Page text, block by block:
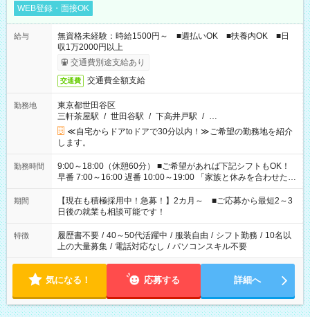
WEB登録・面接OK
給与
無資格未経験：時給1500円～ ■週払いOK ■扶養内OK ■日
収1万2000円以上
交通費別途支給あり
交通費 交通費全額支給
勤務地
東京都世田谷区
三軒茶屋駅 / 世田谷駅 / 下高井戸駅 / …
≪自宅からドアtoドアで30分以内！≫ご希望の勤務地を紹介
します。
勤務時間
9:00～18:00（休憩60分） ■ご希望があれば下記シフトもOK！
早番 7:00～16:00 遅番 10:00～19:00 「家族と休みを合わせた
い」 「余裕を持って夕飯の準備がしたい」 「できれば残業はし
たくない」 など、ご希望を教えてくださいね。 ※Wワーク希望
の方へ 今ご覧のお仕事で希望する勤務時間と、もう1つのお仕事
の勤務時間。 合計で週40時間を超える場合は応募できません。
期間
【現在も積極採用中！急募！】2カ月～ ■ご応募から最短2～3
日後の就業も相談可能です！
特徴 履歴書不要 / 40～50代活躍中 / 服装自由 / シフト勤務 / 10名以
上の大量募集 / 電話対応なし / パソコンスキル不要
気になる！ 応募する 詳細へ